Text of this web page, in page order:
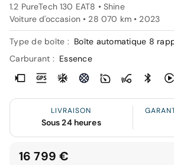
1.2 PureTech 130 EAT8 • Shine
Voiture d'occasion • 28 070 km • 2023
Type de boîte : Boîte automatique 8
Carburant : Essence
LIVRAISON
Sous 24 heures
16 799 €